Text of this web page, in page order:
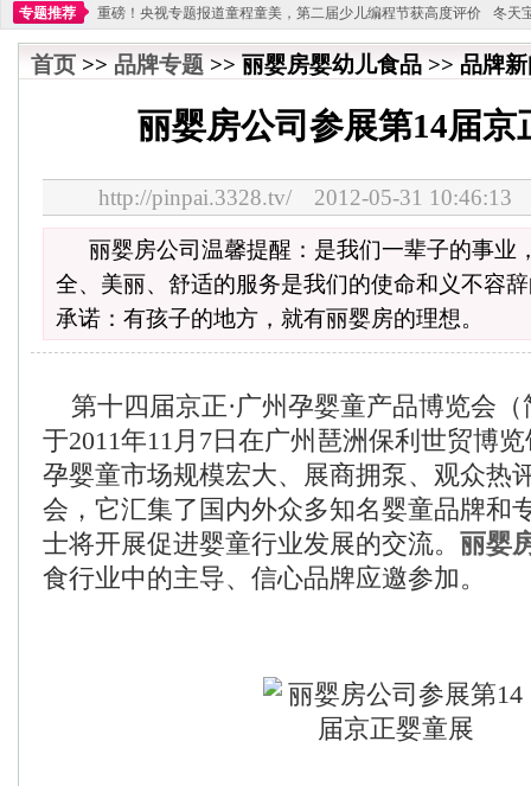
专题推荐
重磅！央视专题报道童程童美，第二届少儿编程节获高度评价
冬天
不能再单纯地销售产品,而要向增强服务转型,毕竟母婴产品比较特殊。”
妇幼广场
首页 >> 品牌专题 >> 丽婴房婴幼儿食品 >> 品牌
丽婴房公司参展第14届京
http://pinpai.3328.tv/ 2012-05-31
丽婴房公司温馨提醒：是我们一辈子的事业
全、美丽、舒适的服务是我们的使命和义不容
承诺：有孩子的地方，就有丽婴房的理想。
第十四届京正·广州孕婴童产品博览会（
于2011年11月7日在广州琶洲保利世贸博
孕婴童市场规模宏大、展商拥泵、观众热
会，它汇集了国内外众多知名婴童品牌和
士将开展促进婴童行业发展的交流。 丽婴
食行业中的主导、信心品牌应邀参加。